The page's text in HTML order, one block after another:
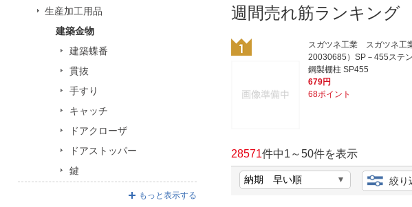
お知らせ
お客様サ
ご利用ガイド
週間売れ筋ランキング
スガツネ工業 スガツネ工
20030685）SP－455ステ
鋼製棚柱 SP455
679円
68ポイント
28571件中1 ～50件を表示
絞り
生産加工用品
建築金物
建築蝶番
貫抜
手すり
キャッチ
ドアクローザ
ドアストッパー
鍵
もっと表示する